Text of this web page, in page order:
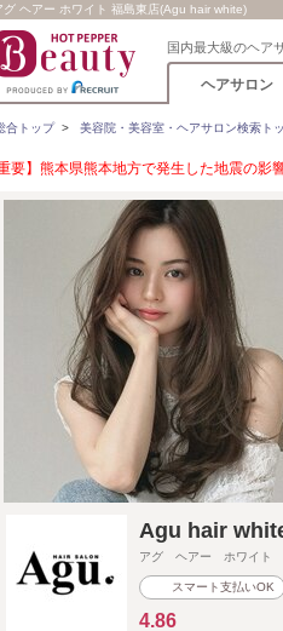
グ ヘアー ホワイト 福島東店(Agu hair white)
国内最大級のヘア
ヘアサロン
合トップ> 美容院・美容室・ヘアサロン検索ト
重要】熊本県熊本地方で発生した地震の
Agu hair
アグ ヘアー ホワイト
スマート支払いOK
4.86